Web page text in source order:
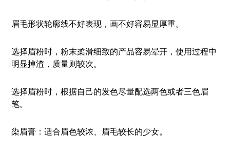
眉毛形状轮廓线不好表现，画不好容易显厚重。
选择眉粉时，粉末柔滑细致的产品容易晕开，使用过程中
明显掉渣，质量则较次。
选择眉粉时，根据自己的发色尽量配选两色或者三色眉
笔。
染眉膏：适合眉色较浓、眉毛较长的少女。